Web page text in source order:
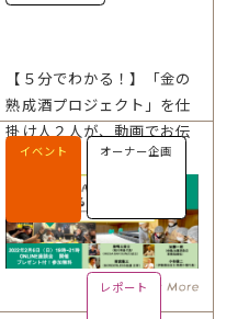
【５分でわかる！】「金の
熟成酒プロジェクト」を仕
掛け人２人が、動画でお伝
えします
イベント オーナー企画
レポート